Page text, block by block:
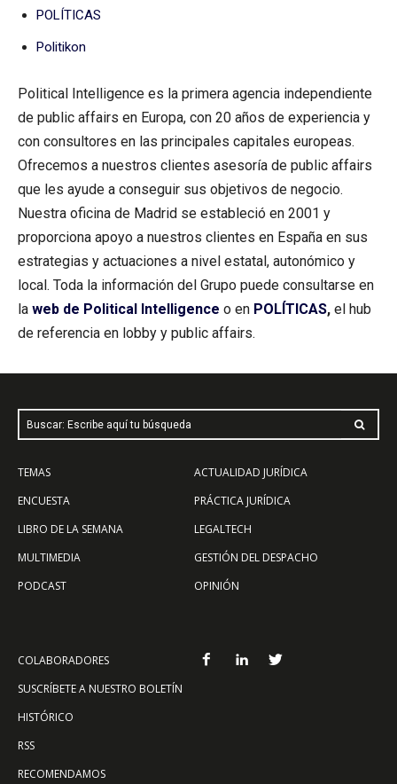
POLÍTICAS
Politikon
Political Intelligence es la primera agencia independiente
de public affairs en Europa, con 20 años de experiencia y
con consultores en las principales capitales europeas.
Ofrecemos a nuestros clientes asesoría de public affairs
que les ayude a conseguir sus objetivos de negocio.
Nuestra oficina de Madrid se estableció en 2001 y
proporciona apoyo a nuestros clientes en España en sus
estrategias y actuaciones a nivel estatal, autonómico y
local. Toda la información del Grupo puede consultarse en
la web de Political Intelligence o en POLÍTICAS, el hub
de referencia en lobby y public affairs.
Buscar: Escribe aquí tu búsqueda
TEMAS
ENCUESTA
LIBRO DE LA SEMANA
MULTIMEDIA
PODCAST
ACTUALIDAD JURÍDICA
PRÁCTICA JURÍDICA
LEGALTECH
GESTIÓN DEL DESPACHO
OPINIÓN
COLABORADORES
SUSCRÍBETE A NUESTRO BOLETÍN
HISTÓRICO
RSS
RECOMENDAMOS